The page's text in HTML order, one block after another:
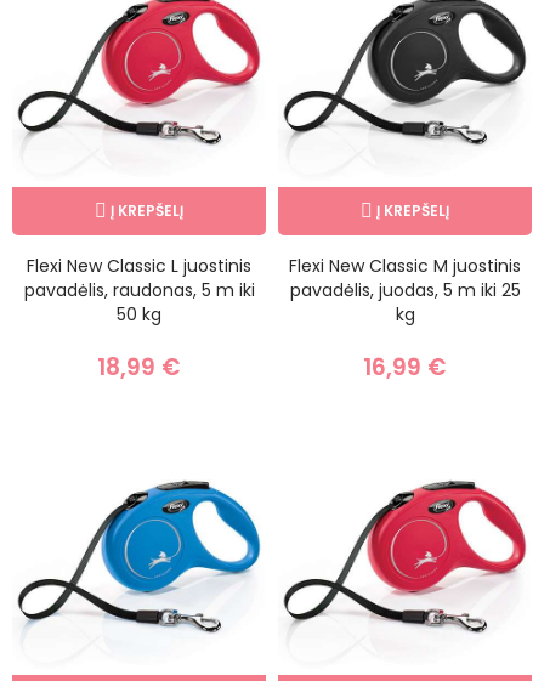
Į KREPŠELĮ
Flexi New Classic L juostinis
pavadėlis, raudonas, 5 m iki
50 kg
18,99 €
Į KREPŠELĮ
Flexi New Classic M juostinis
pavadėlis, juodas, 5 m iki 25
kg
16,99 €